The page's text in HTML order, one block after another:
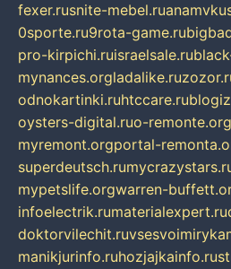
fexer.rusnite-mebel.ru
0sporte.ru9rota-game.ru
pro-kirpichi.ruisraelsale.ru
mynances.orgladalike.ru
odnokartinki.ruhtccare.ru
oysters-digital.ruo-remonte.org
myremont.orgportal-
superdeutsch.ru
mypetslife.orgwarren-
infoelectrik.rumaterialexpert.ru
doktorvilechit.ru
manikjurinfo.ruhozjajkainfo.ru